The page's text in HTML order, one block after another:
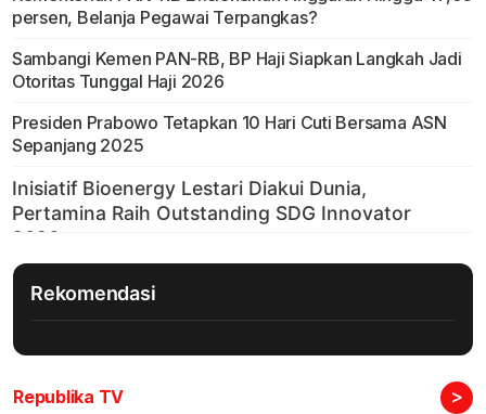
persen, Belanja Pegawai Terpangkas?
Sambangi Kemen PAN-RB, BP Haji Siapkan Langkah Jadi
Otoritas Tunggal Haji 2026
Presiden Prabowo Tetapkan 10 Hari Cuti Bersama ASN
Sepanjang 2025
Rekomendasi
Republika TV >